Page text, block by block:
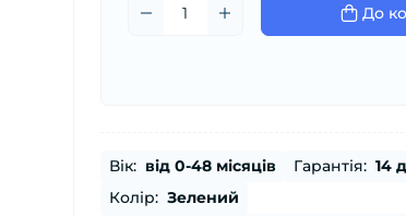
До
Вік: від 0-48 місяців Гарантія: 14
Колір: Зелений